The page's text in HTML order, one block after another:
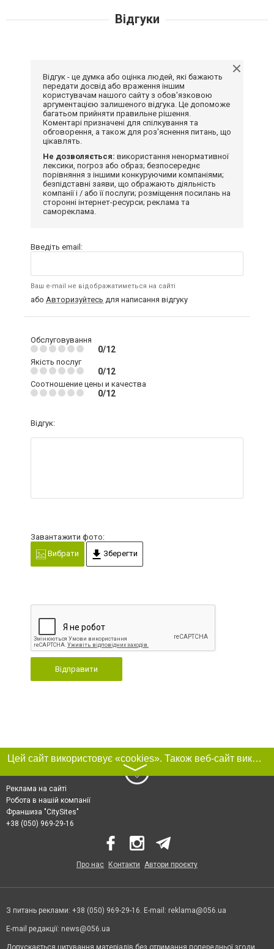
Відгуки
Відгук - це думка або оцінка людей, які бажають
передати досвід або враження іншим
користувачам нашого сайту з обов'язковою
аргументацією залишеного відгука. Це допоможе
багатьом прийняти правильне рішення.
Коментарі призначені для спілкування та
обговорення, а також для роз'яснення питань, що
цікавлять.
Не дозволяється: використання ненормативної
лексики, погроз або образ; безпосереднє
порівняння з іншими конкуруючими компаніями;
безпідставні заяви, що ображають діяльність
компанії і / або її послуги; розміщення посилань на
сторонні інтернет-ресурси; реклама та
самореклама.
Введіть email:
Ваш e-mail не відображатиметься на сайті
або Авторизуйтесь для написання відгуку
Обслуговування
0/12
Якість послуг
0/12
Соотношение цены и качества
0/12
Відгук:
Завантажити фото:
Вибрати
Зберегти
Відправити
Цей сайт використовує «cookies». Також веб-сайт використовує інтернет-сервіс для збору технічних даних стосовно відвідувачів з метою отримання маркетингової та статистичної інформації. Умови обробки даних відвідувачів сайту див.
〉
Реклама на сайті
Робота в нашій компанії
Франшиза "CitySites"
+38 (050) 969-29-16
Про нас Контакти Автори проєкту
З питань реклами: +38 (050) 969-29-16. E-mail: reklama@056.ua
E-mail редакції: news@056.ua
Допускається цитування матеріалів без отримання попередньої згоди